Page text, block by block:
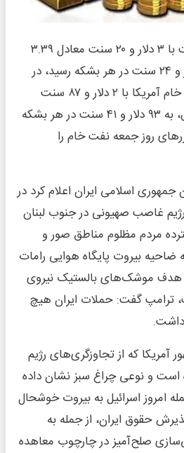
قیمت آتی نفت خام برنت با ۳ دلار و ۲۰ سنت معادل ۳.۳۹
درصد افزایش، به ۹۶ دلار و ۲۴ سنت در هر بشکه رسید، در
حالی که قیمت آتی نفت خام آمریکا با ۲ دلار و ۸۷ سنت
معادل ۳.۱۷ درصد افزایش، به ۹۳ دلار و ۴۱ سنت در هر بشکه
روز جمعه نفت خام را
جمهوری اسلامی ایران اعلام کرد در
غاصب صهیونی در جنوب لبنان
مردم مظلوم مناطق صور و
ضاحیه بیروت پایگاه هوایی رامات
هدف موشک‌های بالستیک نیروی
ترامپ گفت: حملات ایران هیچ
داشت.
آمریکا که از تجاوزگری‌های رژیم
است و نوعی چراغ سبز نشان داده
امروز اسرائیل به بیروت خوشحال
حقوق ایران، از جمله به
صلح‌آمیز در چارچوب معاهده